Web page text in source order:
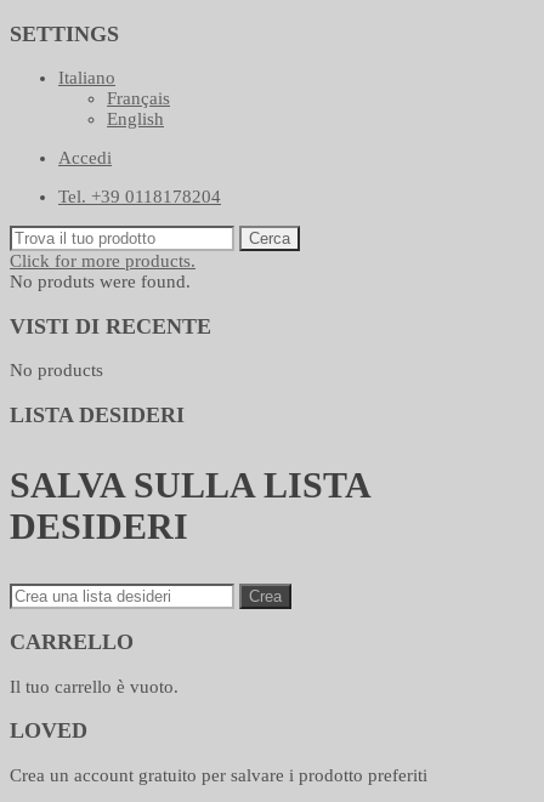
SETTINGS
Italiano
Français
English
Accedi
Tel. +39 0118178204
Cerca
Click for more products.
No produts were found.
VISTI DI RECENTE
No products
LISTA DESIDERI
SALVA SULLA LISTA
DESIDERI
Crea
CARRELLO
Il tuo carrello è vuoto.
LOVED
Crea un account gratuito per salvare i prodotto preferiti